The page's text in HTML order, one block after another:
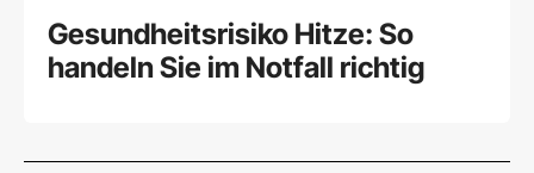
Gesundheitsrisiko Hitze: So
handeln Sie im Notfall richtig